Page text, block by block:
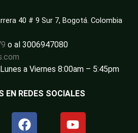
40 # 9 Sur 7, Bogotá. Colombia
o al 3006947080
Lunes a Viernes 8:00am – 5:45pm
EN REDES SOCIALES